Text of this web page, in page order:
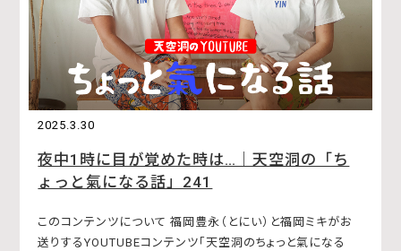
2025.3.30
夜中1時に目が覚めた時は…｜天空洞の「ち
ょっと氣になる話」241
このコンテンツについて 福岡豊永（とにい）と福岡ミキがお
送りするYOUTUBEコンテンツ「天空洞のちょっと氣になる